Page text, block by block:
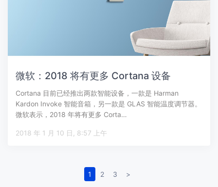
微软：2018 将有更多 Cortana 设备
Cortana 目前已经推出两款智能设备，一款是 Harman
Kardon Invoke 智能音箱，另一款是 GLAS 智能温度调节器。
微软表示，2018 年将有更多 Corta…
2018 年 1 月 10 日, 8:57 上午
1 2 3 >